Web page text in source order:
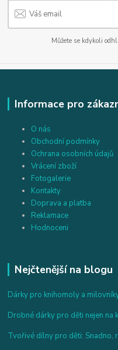
Můžete se kdykoli
Informace pro
O nás
Obchodní podmínky
Ochrana osobních údajů
Vrácení zboží
Fotogalerie
Kontakty
Doprava a platba
Reklamace
Hodnoceni
Nejčtenější na blogu
Dárky pro knihomoly a
Drobné dárky pro děti nejen na
Tvořivé dílny pro děti: Snadno,